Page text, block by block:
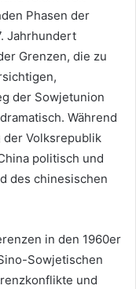
Phasen der
Jahrhundert
Grenzen, die zu
der Sowjetunion
Während
der Volksrepublik
politisch und
des chinesischen
in den 1960er
Sowjetischen
und